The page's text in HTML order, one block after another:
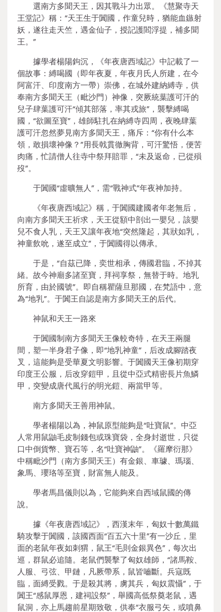
選南方多聞天王，因其戰斗力出眾。《慧聚寺天
王堂記》稱：“天王生于闐國，作童兒時，猶能血鏃射
妖，遂往走天竺，遇金仙子，授記護閻浮提，補多聞
王。”
據學者楊陽鉤沉，《年夜唐西域記》中記載了一
個故事：縛喝國（即年夜夏，年夜月氏人所建，在今
阿富汗、印度南方一帶）崇佛，在城外建納縛寺，供
奉南方多聞天王（毗沙門）神像，突厥統葉護可汗的
兒子肆葉護可汗“傾其部落，率其戎旅”，襲擊縛喝
國，“欲圖至寶”，雄師駐扎在納縛寺四周，夜晚肆葉
護可汗忽然夢見南方多聞天王，痛斥：“你有什么本
領，敢損壞神像？”用長戟貫徹胸背，可汗驚悟，便苦
肉痛，忙請僧人往寺中祭拜賠罪，“未及返命，已從殞
歿”。
于闐國“虛曠無人”，需“戰神式”年夜神加持。
《年夜唐西域記》稱，于闐國建國者年老無后，
向南方多聞天王祈求，天王從額中剖出一嬰兒，該嬰
兒不食人乳，天王又讓年夜地“突然隆起，其狀如乳，
神童飲吮，遂至成立”，于闐國得以傳承。
于是，“自茲已降，奕世相承，傳國君臨，不掉其
緒。故今神廟多諸至寶，拜祠享祭，無替于時。地乳
所育，由於國號”。即自稱瞿薩旦那國，在梵語中，意
為“地乳”。于闐王自認是南方多聞天王的后代。
神鼠和天王一路來
于闐國制南方多聞天王像較奇特，在天王兩腿
間，塑一半身君子像，即“地乳神童”，后改成腳踏夜
叉，這能夠是受華夏文明影響。于闐國天王像初期穿
印度王公服，后改穿鎧甲，且從中亞式精密長片魚鱗
甲，突變成唐代風行的明光鎧、兩當甲等。
南方多聞天王善用神鼠。
學者楊陽以為，神鼠原型能夠是“吐寶鼠”。中亞
人常用鼠鼬毛皮制錢包或珠寶袋，全身封逝世，只從
口中倒貨幣、寶石等，名“吐寶神鼬”。《羅摩衍那》
中稱毗沙門（南方多聞天王）有金銀、車璩、瑪瑙、
象馬、瓔珞等至寶，財富無人能及。
學者馬昌儀則以為，它能夠來自西域鼠國的傳
說。
據《年夜唐西域記》，西漢末年，匈奴十數萬鐵
騎攻擊于闐國，該國西面“百五六十里”有一沙丘，里
面的老鼠年夜如刺猬，鼠王“毛則金銀異色”，每次出
巡，群鼠必追隨。老鼠們襲擊了匈奴雄師，“諸馬鞍、
人服、弓弦、甲鏈，凡厥帶系，鼠皆嚙斷。兵寇既
臨，面縛受戮。于是殺其將，虜其兵，匈奴震懾”，于
闐王“感鼠厚恩，建祠設祭”，舉國高低祭奠老鼠，遇
鼠洞，亦上馬趨前星期致敬，供奉“衣服弓矢，或噴鼻